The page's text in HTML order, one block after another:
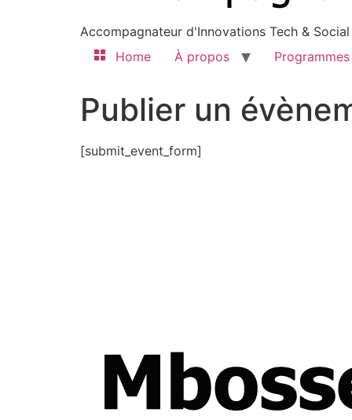
Accompagnateur d'Innovations Tech & Social
Home
À propos Programmes
Publier un
[submit_event_form]